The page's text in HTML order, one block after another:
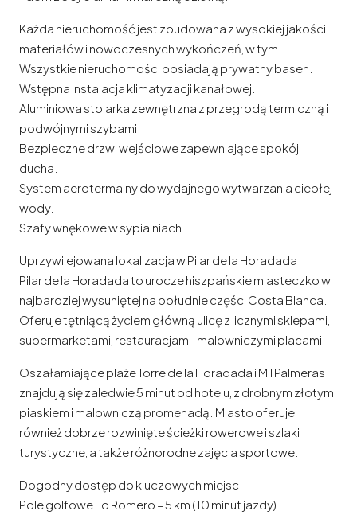
Każda nieruchomość jest zbudowana z wysokiej jakości
materiałów i nowoczesnych wykończeń, w tym:
Wszystkie nieruchomości posiadają prywatny basen.
Wstępna instalacja klimatyzacji kanałowej.
Aluminiowa stolarka zewnętrzna z przegrodą termiczną i
podwójnymi szybami.
Bezpieczne drzwi wejściowe zapewniające spokój
ducha.
System aerotermalny do wydajnego wytwarzania ciepłej
wody.
Szafy wnękowe w sypialniach.
Uprzywilejowana lokalizacja w Pilar de la Horadada
Pilar de la Horadada to urocze hiszpańskie miasteczko w
najbardziej wysuniętej na południe części Costa Blanca.
Oferuje tętniącą życiem główną ulicę z licznymi sklepami,
supermarketami, restauracjami i malowniczymi placami.
Oszałamiające plaże Torre de la Horadada i Mil Palmeras
znajdują się zaledwie 5 minut od hotelu, z drobnym złotym
piaskiem i malowniczą promenadą. Miasto oferuje
również dobrze rozwinięte ścieżki rowerowe i szlaki
turystyczne, a także różnorodne zajęcia sportowe.
Dogodny dostęp do kluczowych miejsc
Pole golfowe Lo Romero – 5 km (10 minut jazdy).